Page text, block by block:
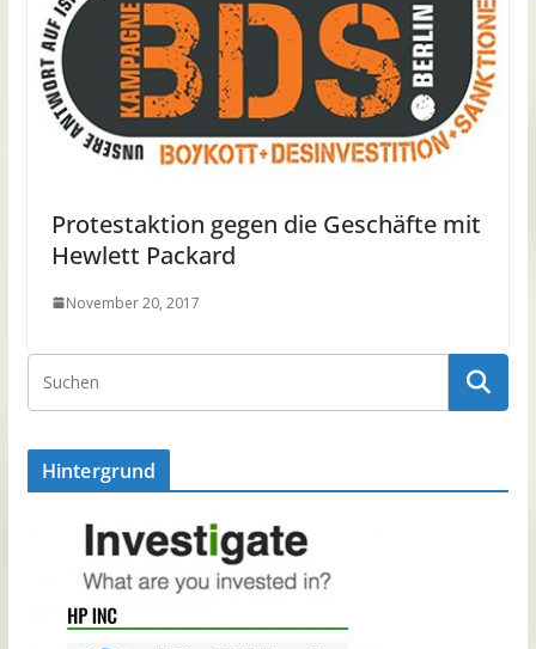
Protestaktion gegen die Geschäfte mit
Hewlett Packard
November 20, 2017
Hintergrund